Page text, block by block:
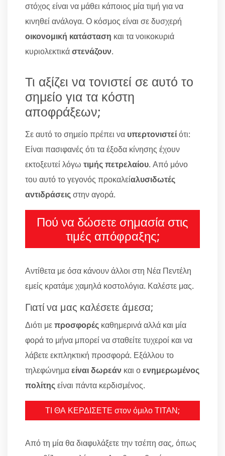
στόχος είναι να μάθει κάποιος μία τιμή για να
κινηθεί ανάλογα. Ο κόσμος είναι σε δυσχερή
οικονομική κατάσταση και τα νοικοκυριά
κυριολεκτικάστενάζουν.
Τι αξίζει να τονιστεί σε αυτό το
σημείο για τα κόστη
αποφράξεων;
Σε αυτό το σημείο πρέπει να υπερτονιστείότι:
Είναι πασιφανές ότι τα έξοδα κίνησης έχουν
εκτοξευτεί λόγω τιμής πετρελαίου. Από μόνο
του αυτό το γεγονός προκαλείαλυσιδωτές
αντιδράσειςστην αγορά.
Πού να δώσετε σημασία στις
τιμές απόφραξης;
Αντίθετα με όσα κάνουν άλλοι στη Νέα Πεντέλη
εμείς κρατάμε χαμηλά κοστολόγια. Καλέστε μας.
Γιατί να μας καλέσετε άμεσα;
Διότι μεπροσφορές καθημερινά αλλά και μία
φορά το μήνα μπορεί να σταθείτε τυχεροί και να
λάβετε εκπληκτική προσφορά. Εξάλλου το
τηλεφώνημαείναι δωρεάν και οενημερωμένος
πολίτηςείναι πάντα κερδισμένος.
ΤΙ ΘΑ ΚΕΡΔΙΣΕΤΕ στον όμιλο ΤΙΤΑΝ;
Από τη μία θα διαφυλάξετε την τσέπη σας, όπως